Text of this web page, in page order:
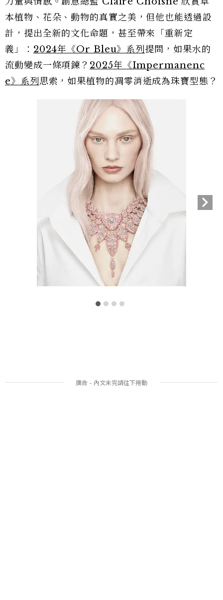
本植物、花朵、動物的真實之美，但他也能透過設
計，提出全新的文化命題，甚至帶來「重新定
義」： 2024年《Or Bleu》系列 提問，如果水的
流動變成一條項鍊？ 2025年《Impermanenc
e》系列 思索，如果植物的凋零消逝成為珠寶型態？